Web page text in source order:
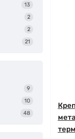
13
2
2
21
9
10
48